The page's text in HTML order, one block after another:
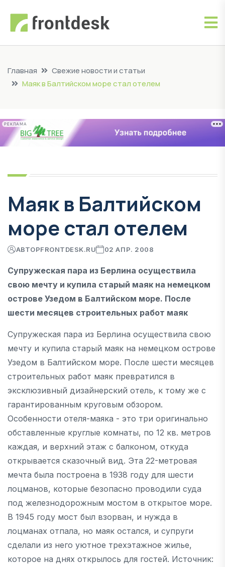
Главная
Свежие новости и статьи
Маяк в Балтийском море стал отелем
РЕКЛАМА
Маяк в Балтийском
море стал отелем
АВТОРFRONTDESK.RU 02 АПР. 2008
Супружеская пара из Берлина осуществила
свою мечту и купила старый маяк на немецком
острове Узедом в Балтийском море. После
шести месяцев строительных работ маяк
Супружеская пара из Берлина осуществила свою
мечту и купила старый маяк на немецком острове
Узедом в Балтийском море. После шести месяцев
строительных работ маяк превратился в
эксклюзивный дизайнерский отель, к тому же с
гарантированным круговым обзором.
Особенности отеля-маяка - это три оригинально
обставленные круглые комнаты, по 12 кв. метров
каждая, и верхний этаж с балконом, откуда
открывается сказочный вид. Эта 22-метровая
мечта была построена в 1938 году для шести
лоцманов, которые безопасно проводили суда
под железнодорожным мостом в открытое море.
В 1945 году мост был взорван, и нужда в
лоцманах отпала, но маяк остался, и супруги
сделали из него уютное трехэтажное жилье,
которое на днях открылось для гостей. Источник: